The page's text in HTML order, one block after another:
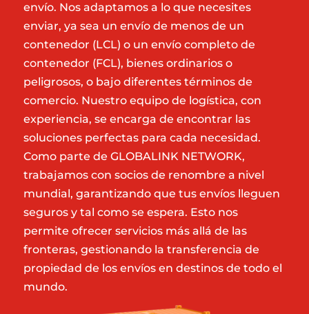
envío. Nos adaptamos a lo que necesites
enviar, ya sea un envío de menos de un
contenedor (LCL) o un envío completo de
contenedor (FCL), bienes ordinarios o
peligrosos, o bajo diferentes términos de
comercio. Nuestro equipo de logística, con
experiencia, se encarga de encontrar las
soluciones perfectas para cada necesidad.
Como parte de GLOBALINK NETWORK,
trabajamos con socios de renombre a nivel
mundial, garantizando que tus envíos lleguen
seguros y tal como se espera. Esto nos
permite ofrecer servicios más allá de las
fronteras, gestionando la transferencia de
propiedad de los envíos en destinos de todo el
mundo.